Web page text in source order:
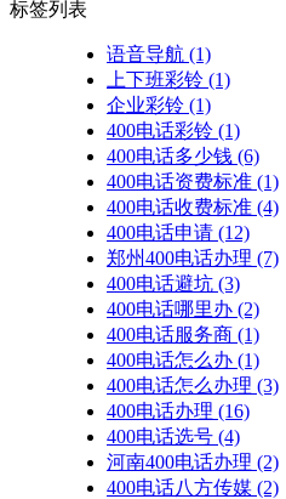
标签列表
语音导航 (1)
上下班彩铃 (1)
企业彩铃 (1)
400电话彩铃 (1)
400电话多少钱 (6)
400电话资费标准 (1)
400电话收费标准 (4)
400电话申请 (12)
郑州400电话办理 (7)
400电话避坑 (3)
400电话哪里办 (2)
400电话服务商 (1)
400电话怎么办 (1)
400电话怎么办理 (3)
400电话办理 (16)
400电话选号 (4)
河南400电话办理 (2)
400电话八方传媒 (2)